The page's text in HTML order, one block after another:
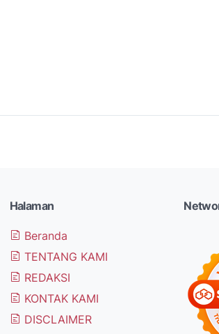
Halaman
Beranda
TENTANG KAMI
REDAKSI
KONTAK KAMI
DISCLAIMER